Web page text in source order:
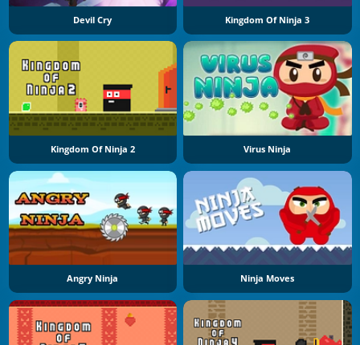
Devil Cry Kingdom Of Ninja 3
Kingdom Of Ninja 2 Virus Ninja
Angry Ninja Ninja Moves